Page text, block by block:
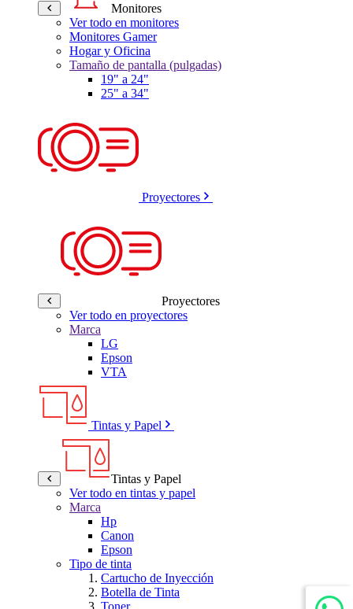
Monitores
Ver todo en monitores
Monitores Gamer
Hogar y Oficina
Tamaño de pantalla (pulgadas)
19" a 24"
25" a 34"
Proyectores
Proyectores
Ver todo en proyectores
Marca
LG
Epson
VTA
Tintas y Papel
Tintas y Papel
Ver todo en tintas y papel
Marca
Hp
Canon
Epson
Tipo de tinta
Cartucho de Inyección
Botella de Tinta
Toner